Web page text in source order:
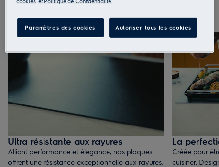
Belle et robuste
Ultra résistante aux rayures
Alliant performance et élégance, nos plaques
offrent une résistance exceptionnelle aux rayures,
La
Créée pour
cuisiner.
Paramètres des cookies Autoriser tous les cookies